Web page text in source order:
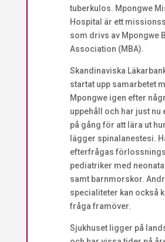
tuberkulos. Mpongwe
Hospital är ett
som drivs av Mpongwe
Association (MBA).
Skandinaviska
startat upp samarbetet
Mpongwe igen efter
uppehåll och har just nu
på gång för att lära ut
lägger spinalanestesi.
efterfrågas
pediatriker med
samt barnmorskor.
specialiteter kan också
fråga framöver.
Sjukhuset ligger på